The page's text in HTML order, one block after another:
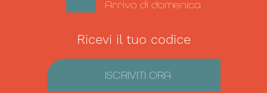
Arrivo di domenica
Ricevi il tuo codice
ISCRIVITI ORA